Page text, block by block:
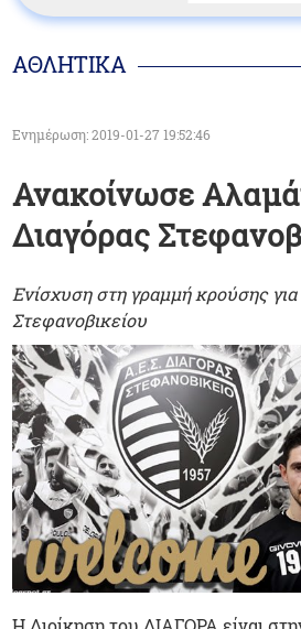
ΑΘΛΗΤΙΚΑ
Ενημέρωση: 2019-01-27 19:52:46
Ανακοίνωσε
Διαγόρας
Ενίσχυση στη γραμμή κρούσης
Στεφανοβικείου